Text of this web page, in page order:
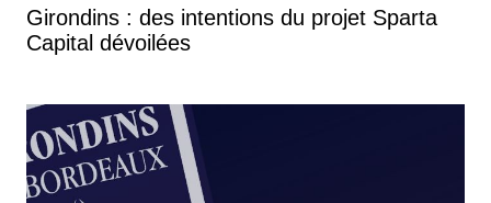
Girondins : des intentions du projet Sparta
Capital dévoilées